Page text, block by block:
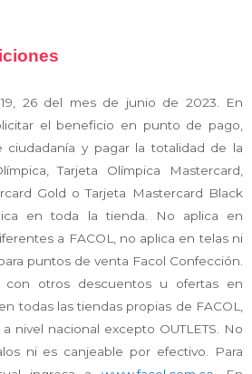
26 del mes de junio de 2023 . En
el beneficio en punto de pago,
ciudadanía y pagar la totalidad de la
Tarjeta Olímpica Mastercard,
Gold o Tarjeta Mastercard Black
en toda la tienda.
No aplica en
a FACOL, no aplica en telas ni
puntos de venta Facol Confección
con otros descuentos u ofertas en
todas las tiendas propias de FACOL
nivel nacional excepto OUTLETS. No
ni es canjeable por efectivo.
Para